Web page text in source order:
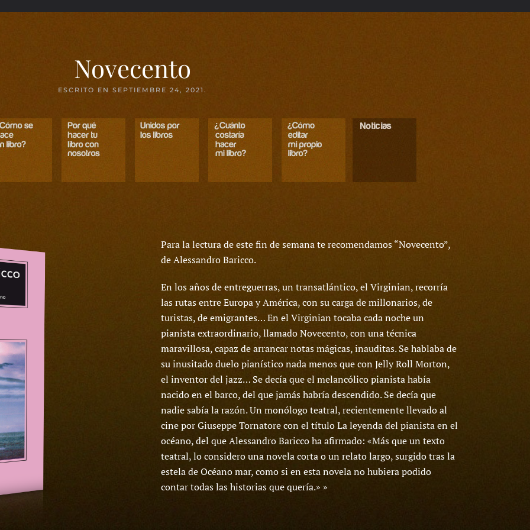
Novecento
ESCRITO EN SEPTIEMBRE 24, 2021 .
Para la lectura de este fin de semana te recomendamos “Novecento”,
de Alessandro Baricco.
En los años de entreguerras, un transatlántico, el Virginian, recorría
las rutas entre Europa y América, con su carga de millonarios, de
turistas, de emigrantes… En el Virginian tocaba cada noche un
pianista extraordinario, llamado Novecento, con una técnica
maravillosa, capaz de arrancar notas mágicas, inauditas. Se hablaba de
su inusitado duelo pianístico nada menos que con Jelly Roll Morton,
el inventor del jazz… Se decía que el melancólico pianista había
nacido en el barco, del que jamás habría descendido. Se decía que
nadie sabía la razón. Un monólogo teatral, recientemente llevado al
cine por Giuseppe Tornatore con el título La leyenda del pianista en el
océano, del que Alessandro Baricco ha afirmado: «Más que un texto
teatral, lo considero una novela corta o un relato largo, surgido tras la
estela de Océano mar, como si en esta novela no hubiera podido
contar todas las historias que quería.» »